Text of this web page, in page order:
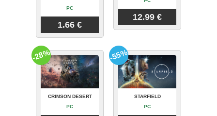
PC
1.66 €
12.99 €
CRIMSON DESERT
PC
-28%
STARFIELD
PC
-55%